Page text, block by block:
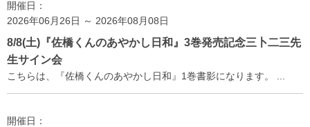
開催日：
2026年06月26日 ～ 2026年08月08日
8/8(土)『佐橋くんのあやかし日和』3巻発売記念三卜二三先
生サイン会
こちらは、『佐橋くんのあやかし日和』1巻書影になります。 ...
開催日：